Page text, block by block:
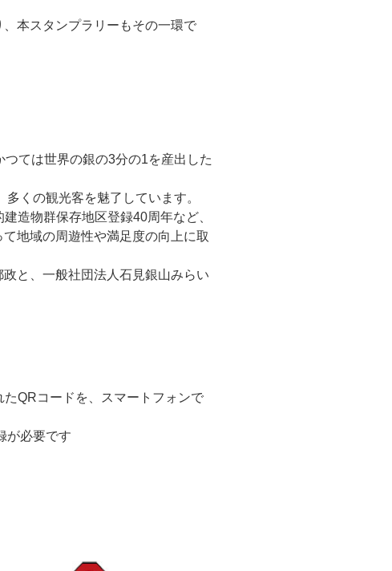
本スタンプラリーもその一環で
ては世界の銀の3分の1を産出した
くの観光客を魅了しています。
造物群保存地区登録40周年など、
地域の周遊性や満足度の向上に取
と、一般社団法人石見銀山みらい
QRコードを、スマートフォンで
が必要です